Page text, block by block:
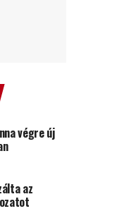
végre új
az